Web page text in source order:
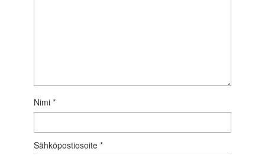
Nimi *
Sähköpostiosoite *